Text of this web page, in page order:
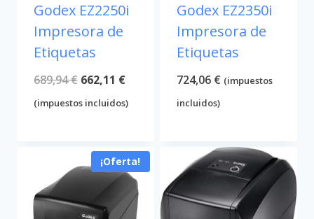
Godex EZ2250i
Impresora de
Etiquetas
689,94€ El
precio
689,94 €.
662,11 €El
precio
662,11 €.
(impuestos incluidos)
Godex EZ2350i
Impresora de
Etiquetas
724,06 € (impuestos
incluidos)
¡Oferta!